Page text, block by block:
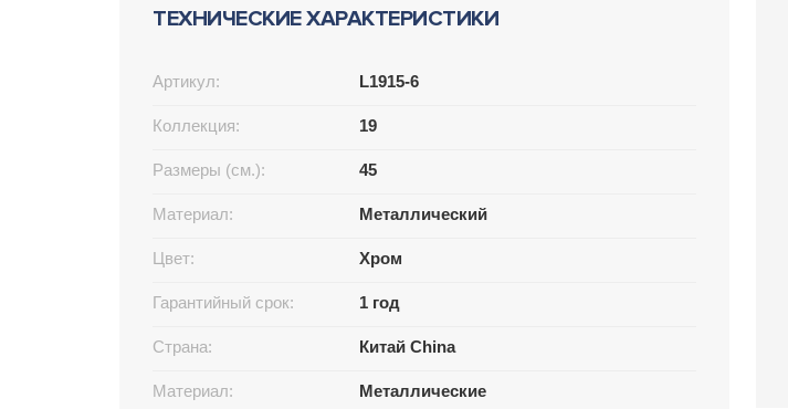
ТЕХНИЧЕСКИЕ ХАРАКТЕРИСТИКИ
Артикул: L1915-6
Коллекция: 19
Размеры (см.): 45
Материал: Металлический
Цвет: Хром
Гарантийный срок: 1 год
Страна: Китай China
Материал: Металлические